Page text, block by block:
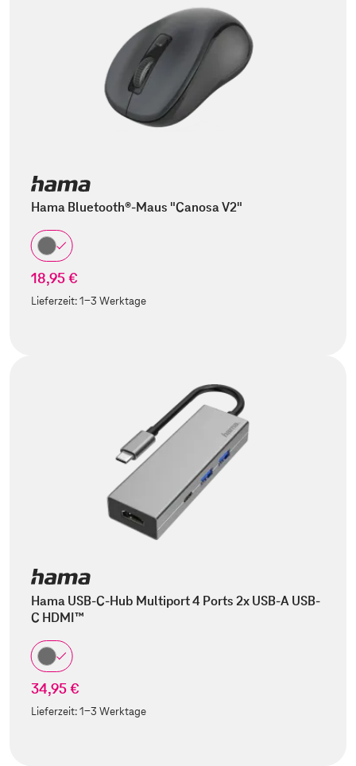
Hama Bluetooth®-Maus "Canosa V2"
18,95 €
Lieferzeit:1-3 Werktage
Hama USB-C-Hub Multiport 4 Ports 2x USB-A USB-
C HDMI™
34,95 €
Lieferzeit:1-3 Werktage